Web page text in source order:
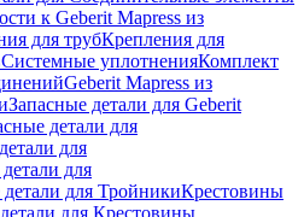
к Geberit Mapress из
для трубКрепления для
Системные уплотненияКомплект
Geberit Mapress из
Запасные детали для Geberit
детали для
для
для
для ТройникиКрестовины
для Крестовины